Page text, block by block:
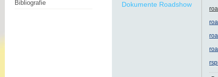
Bibliografie
Dokumente Roadshow